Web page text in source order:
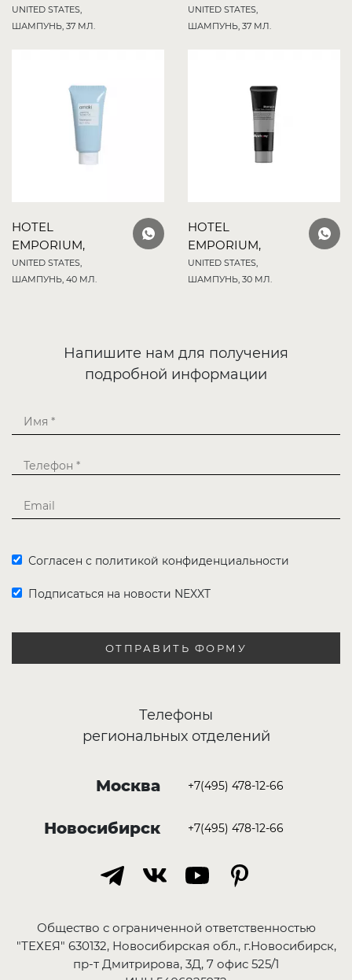
UNITED STATES,
ШАМПУНЬ, 37 МЛ.
UNITED STATES,
ШАМПУНЬ, 37 МЛ.
HOTEL
EMPORIUM,
UNITED STATES,
ШАМПУНЬ, 40 МЛ.
HOTEL
EMPORIUM,
UNITED STATES,
ШАМПУНЬ, 30 МЛ.
Напишите нам для получения
подробной информации
Согласен с политикой конфиденциальности
Подписаться на новости NEXXT
ОТПРАВИТЬ ФОРМУ
Телефоны
региональных отделений
Москва +7(495) 478-12-66
Новосибирск +7(495) 478-12-66
Общество с ограниченной ответственностью
"ТЕХЕЯ" 630132, Новосибирская обл., г.Новосибирск,
пр-т Дмитрирова, 3Д, 7 офис 525/1